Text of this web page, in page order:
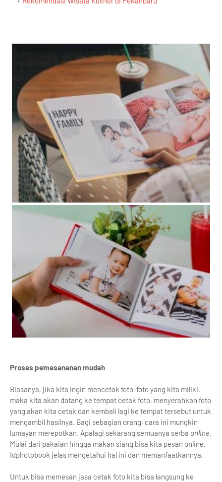
Proses pemesananan mudah
Biasanya, jika kita ingin mencetak foto-foto yang kita miliki,
maka kita akan datang ke tempat cetak foto, menyerahkan foto
yang akan kita cetak dan kembali lagi ke tempat tersebut untuk
mengambil hasilnya. Bagi sebagian orang, cara ini mungkin
lumayan merepotkan. Apalagi sekarang semuanya serba online.
Mulai dari pakaian hingga makan siang bisa kita pesan online.
Idphotobook jelas mengetahui hal ini dan memanfaatkannya.
Untuk bisa memesan jasa cetak foto kita bisa langsung ke